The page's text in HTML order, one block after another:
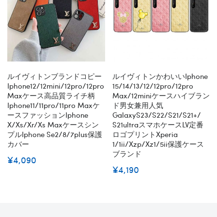
ルイヴィトンブランドコピー
Iphone12/12mini/12pro/12pro
Maxケース高品質ライチ柄
Iphone11/11pro/11pro Maxケ
ースファッションiphone
X/xs/xr/xs Maxケースシン
プルiphone Se2/8/7plus保護
カバー
¥4,090
ルイヴィトンかわいいiphone
15/14/13/12/12pro/12pro
Max/12miniケースハイブラン
ド男女兼用人気
GalaxyS23/S22/S21/S21+/
S21ultraスマホケースLV定番
ロゴプリントxperia
1/1ii/xzp/xz1/5ii保護ケース
ブランド
¥4,190